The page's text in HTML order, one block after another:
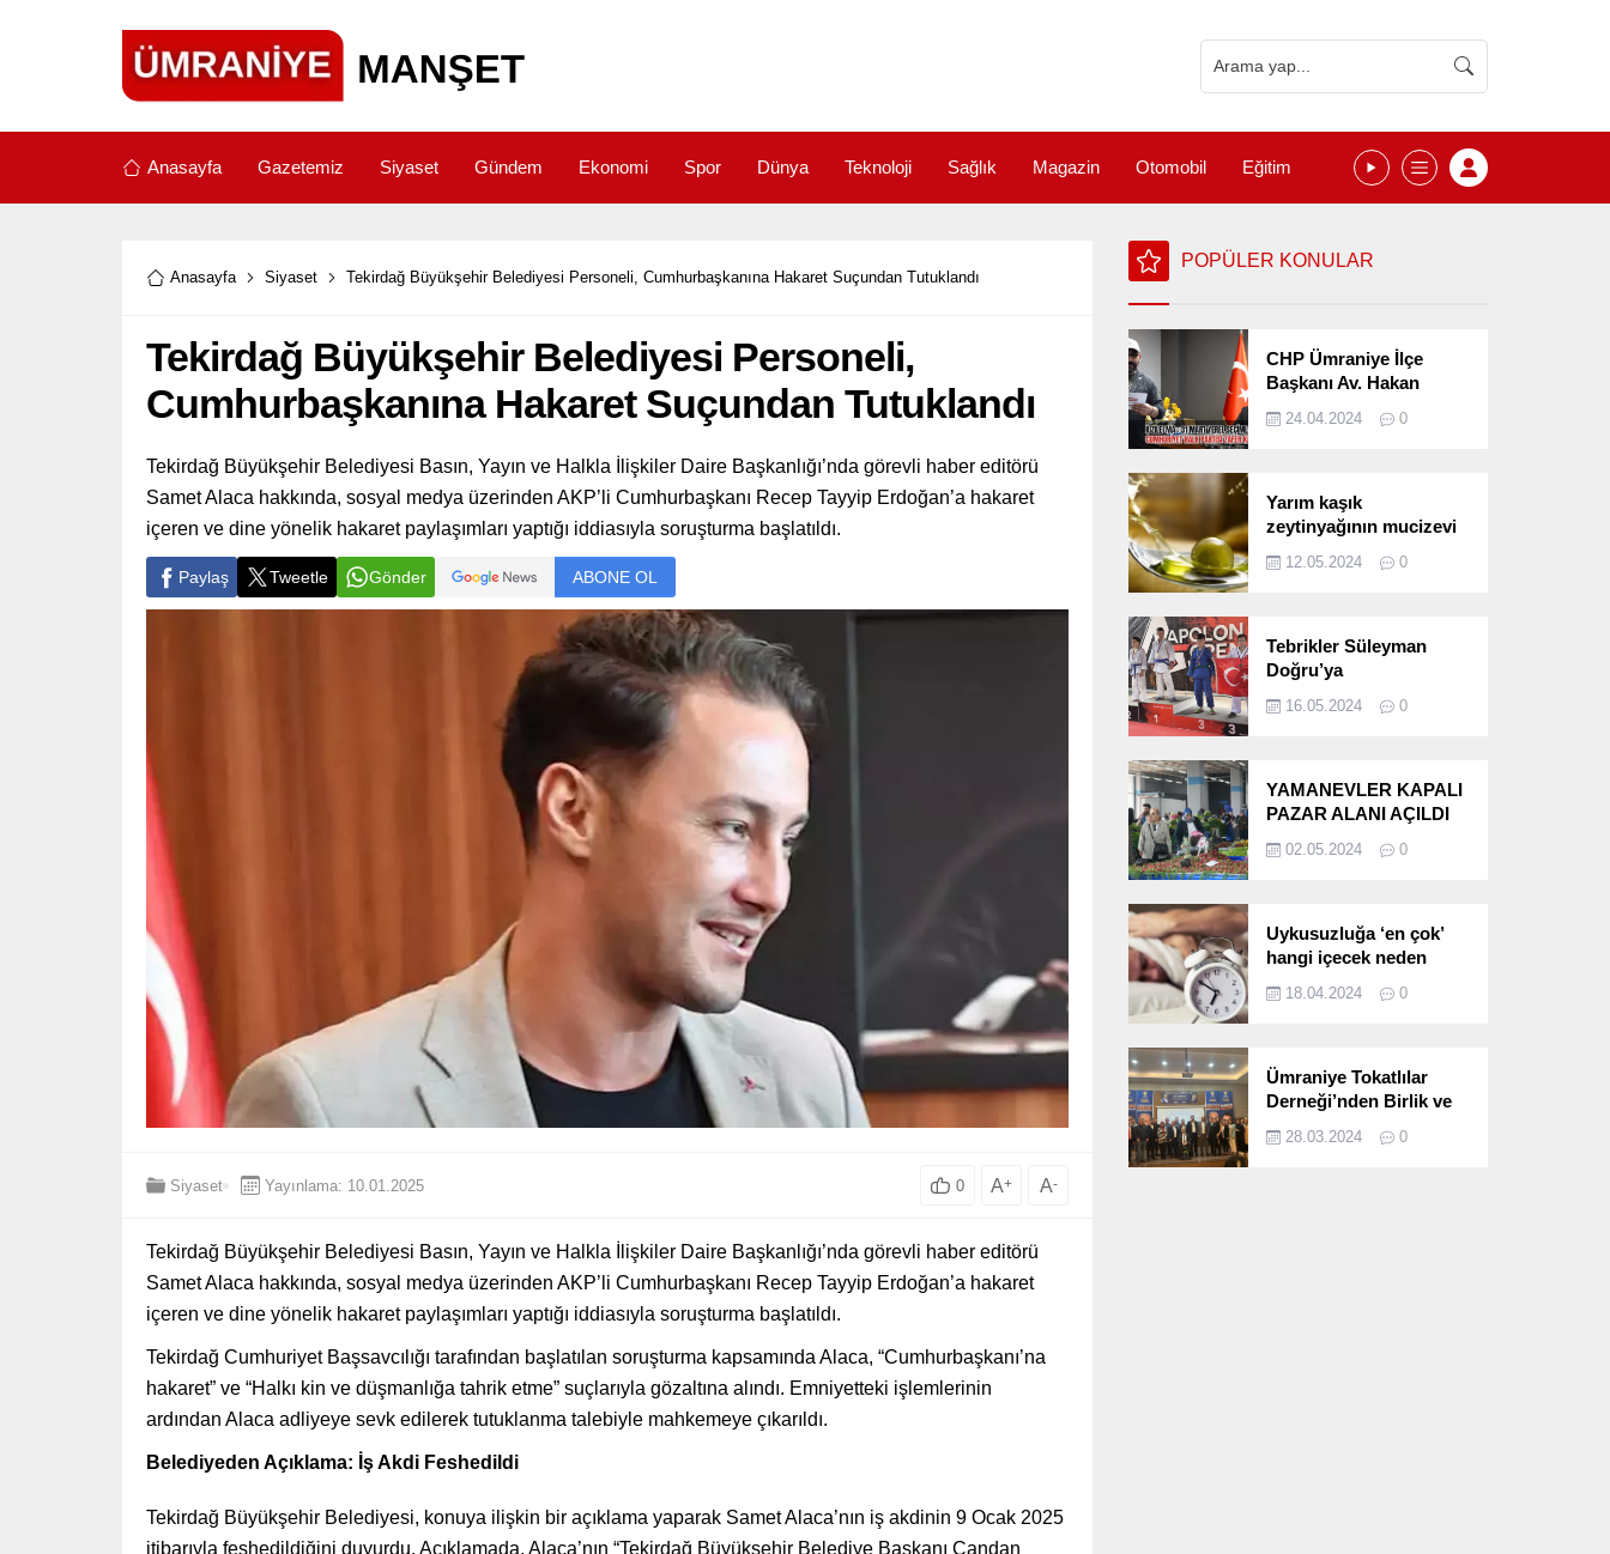
Anasayfa Gazetemiz Siyaset Gündem Ekonomi Spor Dünya Teknoloji Sağlık Magazin Otomobil Eğitim
Anasayfa Siyaset Tekirdağ Büyükşehir Belediyesi Personeli, Cumhurbaşkanına Hakaret Suçundan Tutuklandı
Tekirdağ Büyükşehir Belediyesi Personeli,
Cumhurbaşkanına Hakaret Suçundan Tutuklandı
Tekirdağ Büyükşehir Belediyesi Basın, Yayın ve Halkla İlişkiler Daire Başkanlığı’nda görevli haber editörü
Samet Alaca hakkında, sosyal medya üzerinden AKP’li Cumhurbaşkanı Recep Tayyip Erdoğan’a hakaret
içeren ve dine yönelik hakaret paylaşımları yaptığı iddiasıyla soruşturma başlatıldı.
Paylaş Tweetle Gönder ABONE OL
Siyaset Yayınlama: 10.01.2025 0 A+ A-
Tekirdağ Büyükşehir Belediyesi Basın, Yayın ve Halkla İlişkiler Daire Başkanlığı’nda görevli haber editörü
Samet Alaca hakkında, sosyal medya üzerinden AKP’li Cumhurbaşkanı Recep Tayyip Erdoğan’a hakaret
içeren ve dine yönelik hakaret paylaşımları yaptığı iddiasıyla soruşturma başlatıldı.
Tekirdağ Cumhuriyet Başsavcılığı tarafından başlatılan soruşturma kapsamında Alaca, “Cumhurbaşkanı’na
hakaret” ve “Halkı kin ve düşmanlığa tahrik etme” suçlarıyla gözaltına alındı. Emniyetteki işlemlerinin
ardından Alaca adliyeye sevk edilerek tutuklanma talebiyle mahkemeye çıkarıldı.
Belediyeden Açıklama: İş Akdi Feshedildi
Tekirdağ Büyükşehir Belediyesi, konuya ilişkin bir açıklama yaparak Samet Alaca’nın iş akdinin 9 Ocak 2025
itibarıyla feshedildiğini duyurdu. Açıklamada, Alaca’nın “Tekirdağ Büyükşehir Belediye Başkanı Candan
POPÜLER KONULAR
CHP Ümraniye İlçe
Başkanı Av. Hakan
Seçimlerini
24.04.2024 0
Yarım kaşık
zeytinyağının mucizevi
12.05.2024 0
Tebrikler Süleyman
Doğru’ya
16.05.2024 0
YAMANEVLER KAPALI
PAZAR ALANI AÇILDI
02.05.2024 0
Uykusuzluğa ‘en çok’
hangi içecek neden
18.04.2024 0
Ümraniye Tokatlılar
Derneği’nden Birlik ve
Programı
28.03.2024 0